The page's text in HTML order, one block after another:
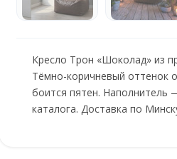
Кресло Трон «Шоколад» из
Тёмно-коричневый оттенок
боится пятен. Наполнитель
каталога. Доставка по